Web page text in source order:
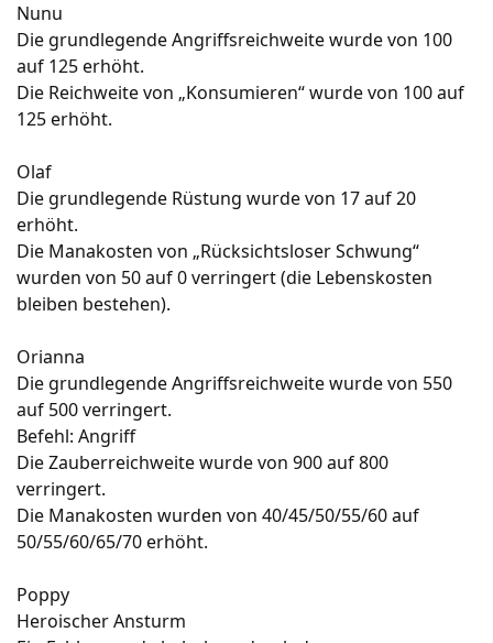
Nunu
Die grundlegende Angriffsreichweite wurde von 100
auf 125 erhöht.
Die Reichweite von „Konsumieren“ wurde von 100 auf
125 erhöht.
Olaf
Die grundlegende Rüstung wurde von 17 auf 20
erhöht.
Die Manakosten von „Rücksichtsloser Schwung“
wurden von 50 auf 0 verringert (die Lebenskosten
bleiben bestehen).
Orianna
Die grundlegende Angriffsreichweite wurde von 550
auf 500 verringert.
Befehl: Angriff
Die Zauberreichweite wurde von 900 auf 800
verringert.
Die Manakosten wurden von 40/45/50/55/60 auf
50/55/60/65/70 erhöht.
Poppy
Heroischer Ansturm